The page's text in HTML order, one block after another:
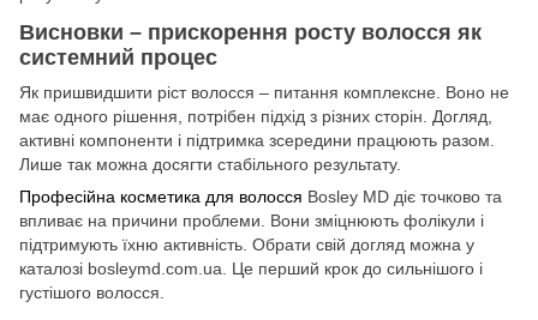
Висновки – прискорення росту волосся як
системний процес
Як пришвидшити ріст волосся – питання комплексне. Воно не
має одного рішення, потрібен підхід з різних сторін. Догляд,
активні компоненти і підтримка зсередини працюють разом.
Лише так можна досягти стабільного результату.
Професійна косметика для волосся Bosley MD діє точково та
впливає на причини проблеми. Вони зміцнюють фолікули і
підтримують їхню активність. Обрати свій догляд можна у
каталозі bosleymd.com.ua. Це перший крок до сильнішого і
густішого волосся.